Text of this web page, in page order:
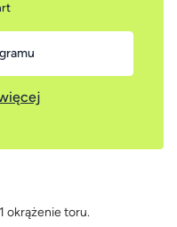
okrążenie toru.